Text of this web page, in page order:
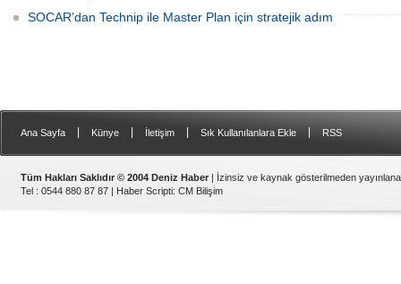
SOCAR’dan Technip ile Master Plan için stratejik adım
Ana Sayfa Künye İletişim Sık Kullanılanlara Ekle RSS
Tüm Hakları Saklıdır © 2004 Deniz Haber | İzinsiz ve kaynak gösterilmeden
Tel : 0544 880 87 87 | Haber Scripti: CM Bilişim